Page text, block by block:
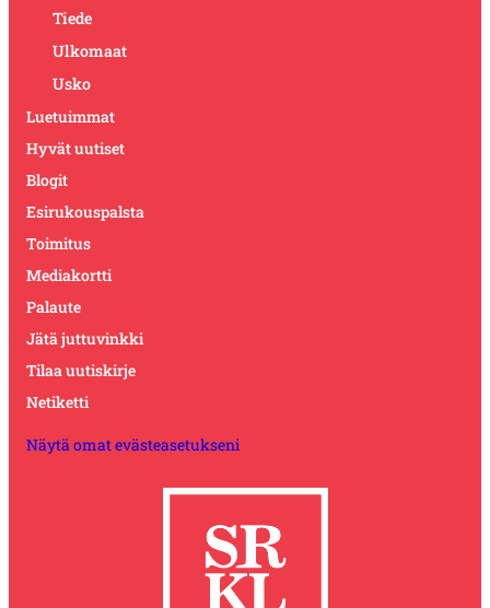
Tiede
Ulkomaat
Usko
Luetuimmat
Hyvät uutiset
Blogit
Esirukouspalsta
Toimitus
Mediakortti
Palaute
Jätä juttuvinkki
Tilaa uutiskirje
Netiketti
Näytä omat evästeasetukseni